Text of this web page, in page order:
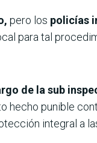
pero los policías
para tal
de la sub
hecho punible
integral a